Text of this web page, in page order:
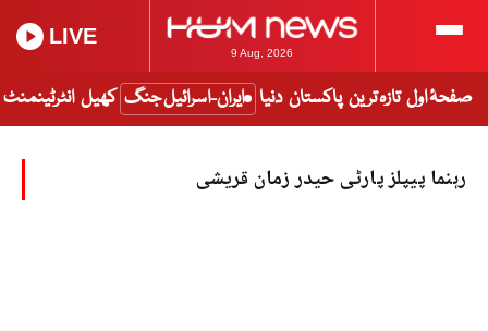
9 Aug, 2026
LIVE
صفحۂ اول تازہ ترین پاکستان دنیا ایران-اسرائیل جنگ کھیل انٹرٹینمنٹ
رہنما پیپلز پارٹی حیدر زمان قریشی